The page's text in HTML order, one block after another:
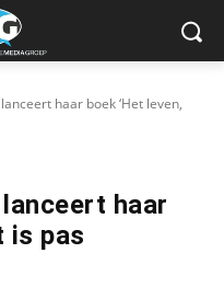
haar boek ‘Het leven,
haar
is pas